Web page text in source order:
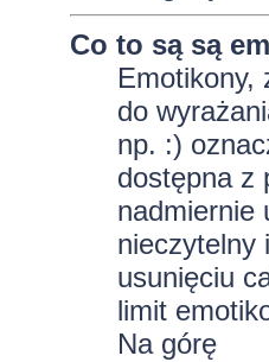
Co to są są
Emotikony,
do
np. :)
dostępna z
nadmiernie
nieczytelny
usunięciu
limit
Na górę